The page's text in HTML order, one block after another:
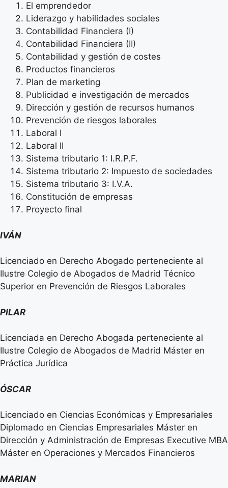
El emprendedor
Liderazgo y habilidades sociales
Contabilidad Financiera (I)
Contabilidad Financiera (II)
Contabilidad y gestión de costes
Productos financieros
Plan de marketing
Publicidad e investigación de mercados
Dirección y gestión de recursos humanos
Prevención de riesgos laborales
Laboral I
Laboral II
Sistema tributario 1: I.R.P.F.
Sistema tributario 2: Impuesto de sociedades
Sistema tributario 3: I.V.A.
Constitución de empresas
Proyecto final
IVÁN
Licenciado en Derecho Abogado perteneciente al
Ilustre Colegio de Abogados de Madrid Técnico
Superior en Prevención de Riesgos Laborales
PILAR
Licenciada en Derecho Abogada perteneciente al
Ilustre Colegio de Abogados de Madrid Máster en
Práctica Jurídica
ÓSCAR
Licenciado en Ciencias Económicas y Empresariales
Diplomado en Ciencias Empresariales Máster en
Dirección y Administración de Empresas Executive MBA
Máster en Operaciones y Mercados Financieros
MARIAN